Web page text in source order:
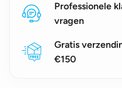
Professionele
vragen
Gratis
€150